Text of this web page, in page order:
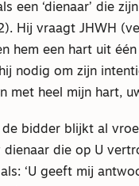
een ‘dienaar’ die
Hij vraagt JHWH
hem een hart uit
nodig om zijn
met heel mijn hart,
bidder blijkt al
dienaar die op U
‘U geeft mij